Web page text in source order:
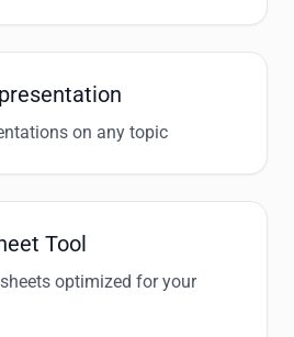
on any topic
Tool
optimized for your